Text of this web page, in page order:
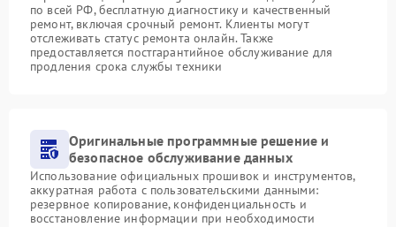
по всей РФ, бесплатную диагностику и качественный
ремонт, включая срочный ремонт. Клиенты могут
отслеживать статус ремонта онлайн. Также
предоставляется постгарантийное обслуживание для
продления срока службы техники
Оригинальные программные решение и
безопасное обслуживание данных
Использование официальных прошивок и инструментов,
аккуратная работа с пользовательскими данными:
резервное копирование, конфиденциальность и
восстановление информации при необходимости